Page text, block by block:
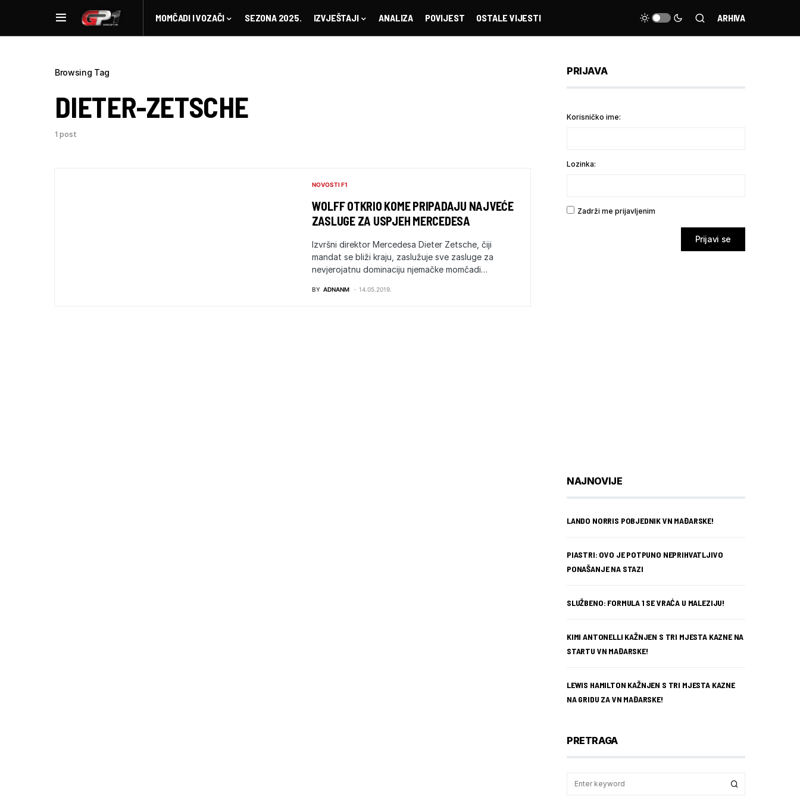
MOMČADI I VOZAČI SEZONA 2025. IZVJEŠTAJI ANALIZA POVIJEST OSTALE VIJESTI ARHIVA
Browsing Tag
DIETER-ZETSCHE
1 post
NOVOSTI F1
WOLFF OTKRIO KOME PRIPADAJU NAJVEĆE
ZASLUGE ZA USPJEH MERCEDESA
Izvršni direktor Mercedesa Dieter Zetsche, čiji
mandat se bliži kraju, zaslužuje sve zasluge za
nevjerojatnu dominaciju njemačke momčadi…
BY ADNANM 14.05.2019.
PRIJAVA
Korisničko ime:
Lozinka:
Zadrži me prijavljenim
Prijavi se
NAJNOVIJE
LANDO NORRIS POBJEDNIK VN MAĐARSKE!
PIASTRI: OVO JE POTPUNO NEPRIHVATLJIVO
PONAŠANJE NA STAZI
SLUŽBENO: FORMULA 1 SE VRAĆA U MALEZIJU!
KIMI ANTONELLI KAŽNJEN S TRI MJESTA KAZNE NA
STARTU VN MAĐARSKE!
LEWIS HAMILTON KAŽNJEN S TRI MJESTA KAZNE
NA GRIDU ZA VN MAĐARSKE!
PRETRAGA